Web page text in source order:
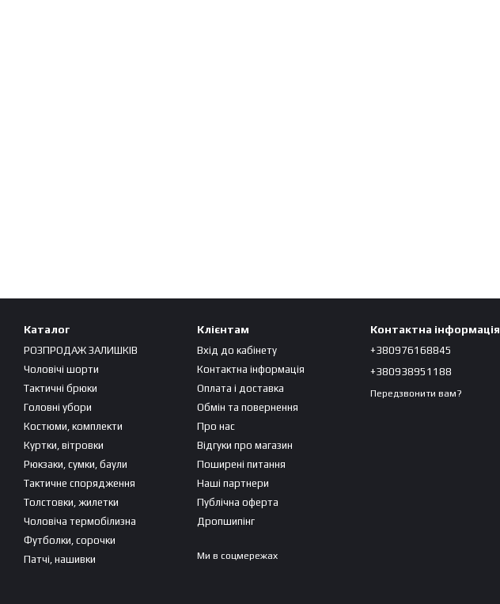
Каталог
РОЗПРОДАЖ ЗАЛИШКІВ
Чоловічі шорти
Тактичні брюки
Головні убори
Костюми, комплекти
Куртки, вітровки
Рюкзаки, сумки, баули
Тактичне спорядження
Толстовки, жилетки
Чоловіча термобілизна
Футболки, сорочки
Патчі, нашивки
Клієнтам
Вхід до кабінету
Контактна інформація
Оплата і доставка
Обмін та повернення
Про нас
Відгуки про магазин
Поширені питання
Наші партнери
Публічна оферта
Дропшипінг
Ми в соцмережах
Контактна інформація
+380976168845
+380938951188
Передзвонити вам?